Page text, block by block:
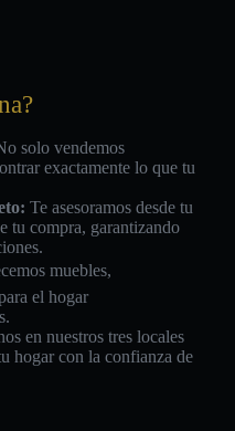
solo vendemos
exactamente lo que tu
Te asesoramos desde tu
tu compra, garantizando
muebles,
el hogar
en nuestros tres locales
hogar con la confianza de